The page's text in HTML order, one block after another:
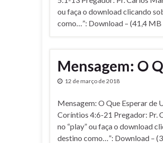
ou faça o download clicando
como…”: Download – (41,4
Mensagem: O
12 de março de 2018
Mensagem: O Que Esperar de
Corí­ntios 4:6-21 Pregador: Pr.
no “play” ou faça o download
destino como…”: Download –